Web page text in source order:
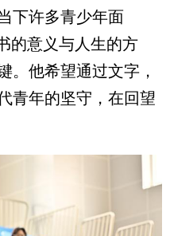
下许多青少年面
的意义与人生的方
。他希望通过文字，
青年的坚守，在回望